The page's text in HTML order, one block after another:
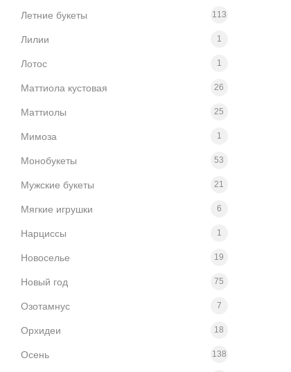
Летние букеты 113
Лилии 1
Лотос 1
Маттиола кустовая 26
Маттиолы 25
Мимоза 1
Монобукеты 53
Мужские букеты 21
Мягкие игрушки 6
Нарциссы 1
Новоселье 19
Новый год 75
Озотамнус 7
Орхидеи 18
Осень 138